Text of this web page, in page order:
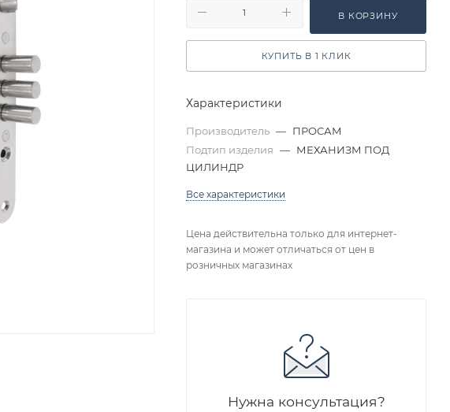
В КОРЗИНУ
КУПИТЬ В 1 КЛИК
Характеристики
Производитель — ПРОСАМ
Подтип изделия — МЕХАНИЗМ ПОД
ЦИЛИНДР
Все характеристики
Цена действительна только для интернет-
магазина и может отличаться от цен в
розничных магазинах
Нужна консультация?